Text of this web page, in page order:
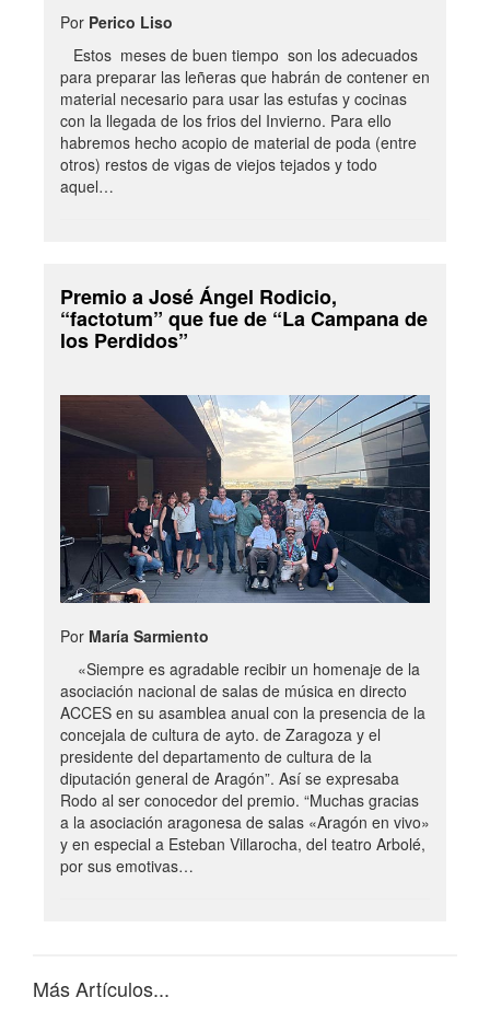
Por Perico Liso
Estos meses de buen tiempo son los adecuados
para preparar las leñeras que habrán de contener en
material necesario para usar las estufas y cocinas
con la llegada de los frios del Invierno. Para ello
habremos hecho acopio de material de poda (entre
otros) restos de vigas de viejos tejados y todo
aquel…
Premio a José Ángel Rodicio,
“factotum” que fue de “La Campana de
los Perdidos”
Por María Sarmiento
«Siempre es agradable recibir un homenaje de la
asociación nacional de salas de música en directo
ACCES en su asamblea anual con la presencia de la
concejala de cultura de ayto. de Zaragoza y el
presidente del departamento de cultura de la
diputación general de Aragón”. Así se expresaba
Rodo al ser conocedor del premio. “Muchas gracias
a la asociación aragonesa de salas «Aragón en vivo»
y en especial a Esteban Villarocha, del teatro Arbolé,
por sus emotivas…
Más Artículos...